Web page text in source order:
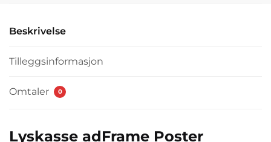
Beskrivelse
Tilleggsinformasjon
Omtaler 0
Lyskasse adFrame Poster